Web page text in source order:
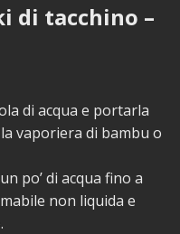
di tacchino –
di acqua e portarla
vaporiera di bambu o
po’ di acqua fino a
non liquida e